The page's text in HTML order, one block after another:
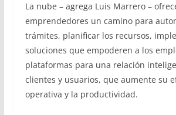
La nube – agrega Luis Marrero –
emprendedores un camino para
trámites, planificar los recursos,
soluciones que empoderen a los
plataformas para una relación
clientes y usuarios, que aumente su
operativa y la productividad.